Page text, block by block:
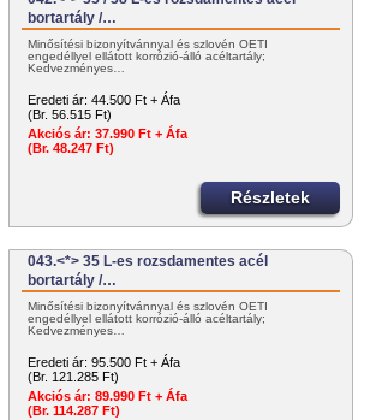
bortartály /…
Minősítési bizonyítvánnyal és szlovén OÉTI
engedéllyel ellátott korrózió-álló acéltartály;
Kedvezményes…
Eredeti ár: 44.500 Ft + Áfa
(Br. 56.515 Ft)
Akciós ár: 37.990 Ft + Áfa
(Br. 48.247 Ft)
Részletek
043.<*> 35 L-es rozsdamentes acél
bortartály /…
Minősítési bizonyítvánnyal és szlovén OÉTI
engedéllyel ellátott korrózió-álló acéltartály;
Kedvezményes…
Eredeti ár: 95.500 Ft + Áfa
(Br. 121.285 Ft)
Akciós ár: 89.990 Ft + Áfa
(Br. 114.287 Ft)